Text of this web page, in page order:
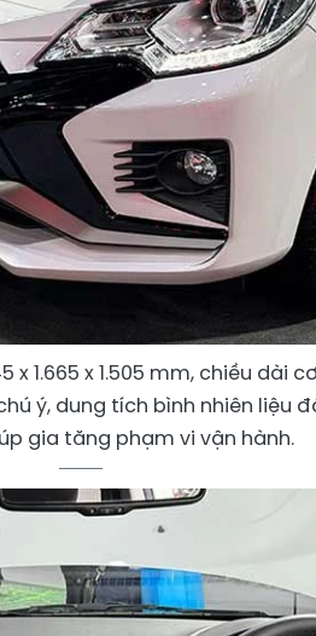
1.665 x 1.505 mm, chiều dài
ý, dung tích bình nhiên liệu
gia tăng phạm vi vận hành.